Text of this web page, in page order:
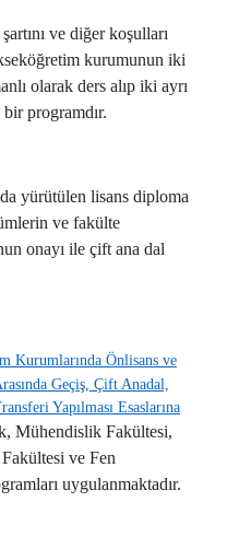
ve diğer koşulları
kurumunun iki
olarak ders alıp iki ayrı
programdır.
yürütülen lisans diploma
ve fakülte
onayı ile çift ana dal
Kurumlarında Önlisans ve
Geçiş, Çift Anadal,
Yapılması Esaslarına
Mühendislik Fakültesi,
ve Fen
uygulanmaktadır.